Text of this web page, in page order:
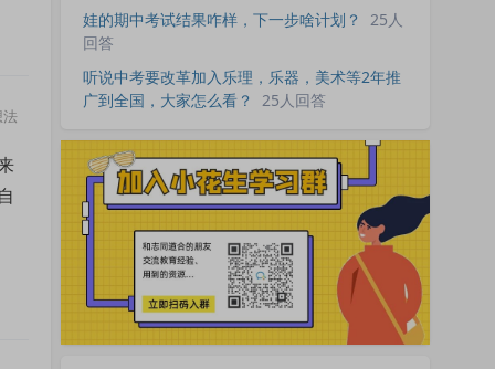
法
娃的期中考试结果咋样，下一步啥计划？
25人
回答
听说中考要改革加入乐理，乐器，美术等2年推
广到全国，大家怎么看？
25人回答